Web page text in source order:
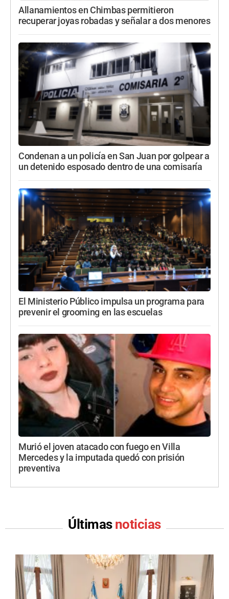
Allanamientos en Chimbas permitieron
recuperar joyas robadas y señalar a dos menores
Condenan a un policía en San Juan por golpear a
un detenido esposado dentro de una comisaría
El Ministerio Público impulsa un programa para
prevenir el grooming en las escuelas
Murió el joven atacado con fuego en Villa
Mercedes y la imputada quedó con prisión
preventiva
Últimas noticias